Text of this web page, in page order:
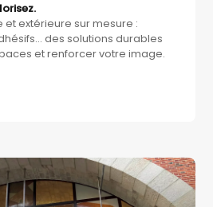
extérieure sur mesure :
des solutions durables
et renforcer votre image.